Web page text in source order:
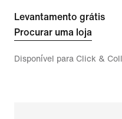
Levantamento grátis
Procurar uma loja
Disponível para Click &